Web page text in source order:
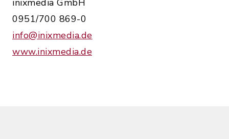
inixmedia GmbH
0951/700 869-0
info@inixmedia.de
www.inixmedia.de